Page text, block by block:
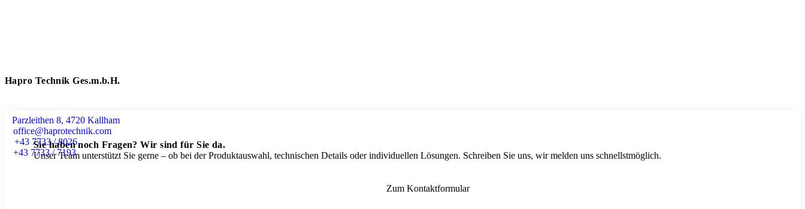
Hapro Technik Ges.m.b.H.
Parzleithen 8, 4720 Kallham
office@haprotechnik.com
+43 7733 / 8026
+43 7733 / 7193
Sie haben noch Fragen? Wir sind für Sie da.
Unser Team unterstützt Sie gerne – ob bei der Produktauswahl, technischen Details oder individuellen Lösungen. Schreiben Sie uns, wir melden uns schnellstmöglich.
Zum Kontaktformular